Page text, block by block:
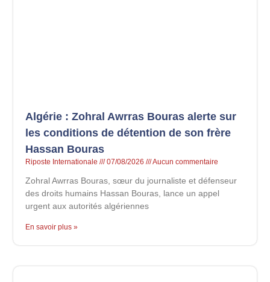
Algérie : Zohral Awrras Bouras alerte sur
les conditions de détention de son frère
Hassan Bouras
Riposte Internationale 07/08/2026 Aucun commentaire
Zohral Awrras Bouras, sœur du journaliste et défenseur
des droits humains Hassan Bouras, lance un appel
urgent aux autorités algériennes
En savoir plus »